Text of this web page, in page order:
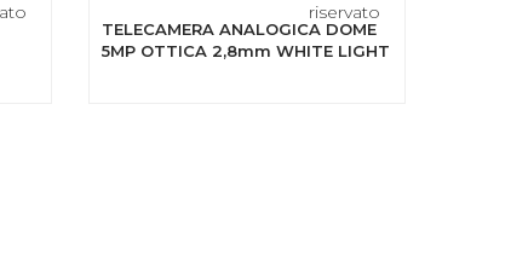
riservato
TELECAMERA ANALOGICA DOME
5MP OTTICA 2,8mm WHITE LIGHT